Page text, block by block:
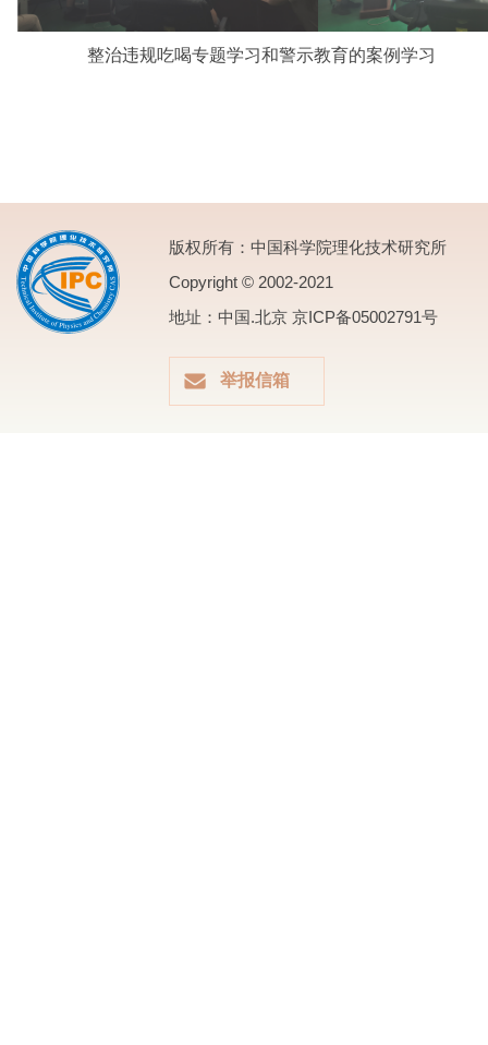
整治违规吃喝专题学习和警示教育的案例学习
版权所有：中国科学院理化技术研究所
Copyright © 2002-2021
地址：中国.北京 京ICP备05002791号
举报信箱